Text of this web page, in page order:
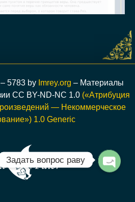
5783 by Imrey.org – Материалы
CC BY-ND-NC 1.0(«Атрибуция
— Некоммерческое
1.0 Generic
Задать вопрос раву